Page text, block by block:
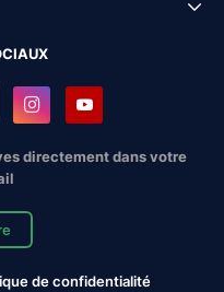
directement dans votre
de confidentialité